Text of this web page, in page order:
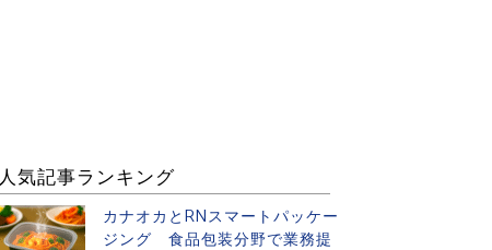
人気記事ランキング
カナオカとRNスマートパッケー
ジング 食品包装分野で業務提